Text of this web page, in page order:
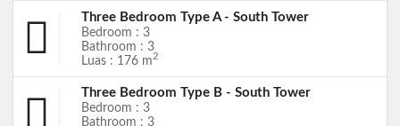
Three Bedroom Type A - South Tower
Bedroom : 3
Bathroom : 3
Luas : 176 m2
Three Bedroom Type B - South Tower
Bedroom : 3
Bathroom : 3